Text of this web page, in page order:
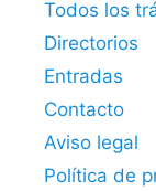
Todos los
Directorios
Entradas
Contacto
Aviso legal
Política de